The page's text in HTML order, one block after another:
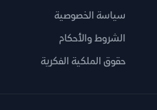
سياسة الخصوصية
الشروط والأحكام
حقوق الملكية الفكرية